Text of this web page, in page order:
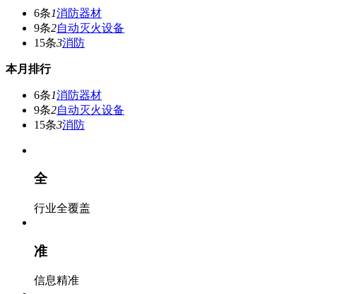
6条1消防器材
9条2自动灭火设备
15条3消防
本月排行
6条1消防器材
9条2自动灭火设备
15条3消防
全
行业全覆盖
准
信息精准